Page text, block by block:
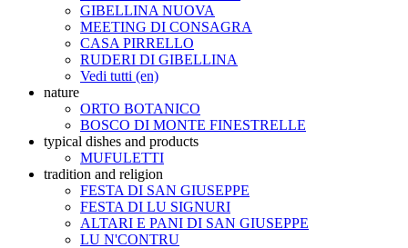
GIBELLINA NUOVA
MEETING DI CONSAGRA
CASA PIRRELLO
RUDERI DI GIBELLINA
Vedi tutti (en)
nature
ORTO BOTANICO
BOSCO DI MONTE FINESTRELLE
typical dishes and products
MUFULETTI
tradition and religion
FESTA DI SAN GIUSEPPE
FESTA DI LU SIGNURI
ALTARI E PANI DI SAN GIUSEPPE
LU N'CONTRU